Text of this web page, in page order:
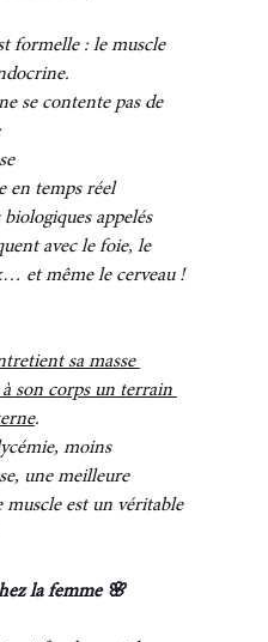
formelle : le muscle
se contente pas de
en temps réel
appelés
avec le foie, le
et même le cerveau !
sa masse
son corps un terrain
.
moins
une meilleure
est un véritable
la femme 🌸